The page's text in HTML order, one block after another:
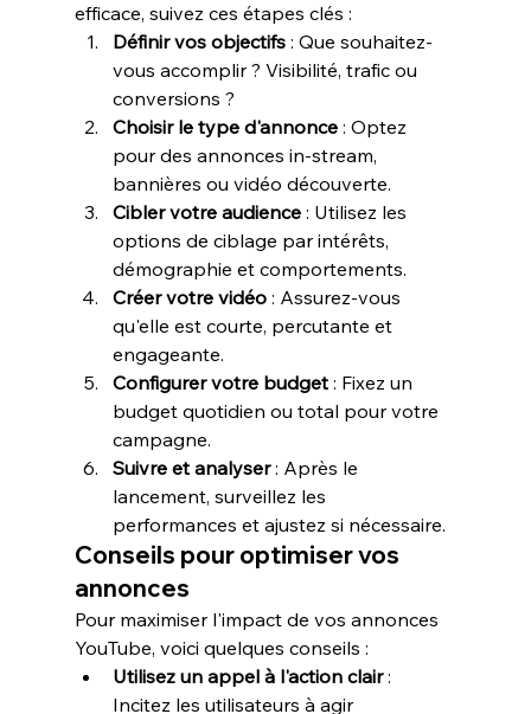
efficace, suivez ces étapes clés :
Définir vos objectifs : Que souhaitez-
vous accomplir ? Visibilité, trafic ou
conversions ?
Choisir le type d'annonce : Optez
pour des annonces in-stream,
bannières ou vidéo découverte.
Cibler votre audience : Utilisez les
options de ciblage par intérêts,
démographie et comportements.
Créer votre vidéo : Assurez-vous
qu'elle est courte, percutante et
engageante.
Configurer votre budget : Fixez un
budget quotidien ou total pour votre
campagne.
Suivre et analyser : Après le
lancement, surveillez les
performances et ajustez si nécessaire.
Conseils pour optimiser vos
annonces
Pour maximiser l'impact de vos annonces
YouTube, voici quelques conseils :
Utilisez un appel à l'action clair :
Incitez les utilisateurs à agir